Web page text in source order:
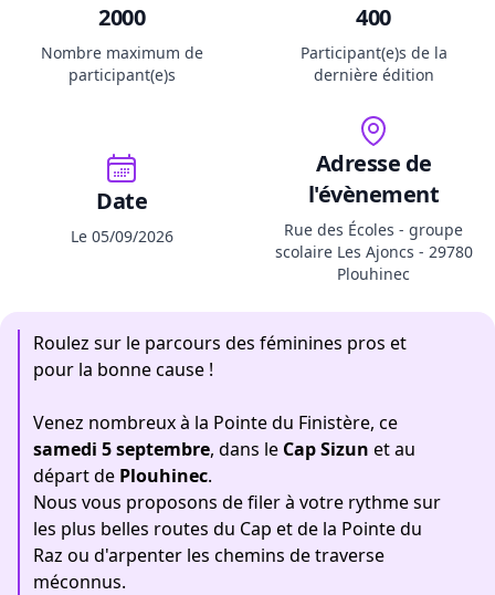
2000
Nombre maximum de
participant(e)s
400
Participant(e)s de la
dernière édition
Date
Le 05/09/2026
Adresse de
l'évènement
Rue des Écoles - groupe
scolaire Les Ajoncs - 29780
Plouhinec
Roulez sur le parcours des féminines pros et
pour la bonne cause !
Venez nombreux à la Pointe du Finistère, ce
samedi 5 septembre, dans le Cap Sizun et au
départ de Plouhinec.
Nous vous proposons de filer à votre rythme sur
les plus belles routes du Cap et de la Pointe du
Raz ou d'arpenter les chemins de traverse
méconnus.